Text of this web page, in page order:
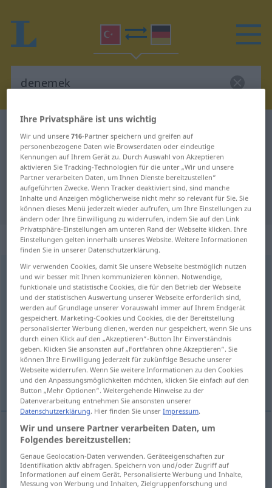
Türkisch-Deutsch Übersetzung für
"denemek"
"denemek" Deutsch Übersetzung
„denemek“: geçişli fiil
denemekv/t
Übersicht aller Übersetzungen
(Für mehr Details die Übersetzung anklicken/antippen)
versuchen, probieren, erproben, einem
Versuch unterziehen
experimentieren
versuchen,probieren denemek
erprobeneine Arznei denemek
Ihre Privatsphäre ist uns wichtig
Wir und unsere716-Partner speichern und greifen auf
personenbezogene Daten wie Browserdaten oder eindeutige
Kennungen auf Ihrem Gerät zu. Durch Auswahl von Akzeptieren
aktivieren Sie Tracking-Technologien für die unter „Wir und unsere
Partner verarbeiten Daten, um Ihnen Dienste bereitzustellen“
aufgeführten Zwecke. Wenn Tracker deaktiviert sind, sind manche
Inhalte und Anzeigen möglicherweise nicht mehr so relevant für Sie. Sie
können dieses Menü jederzeit wieder aufrufen, um Ihre Einstellungen zu
ändern oder Ihre Einwilligung zu widerrufen, indem Sie auf den Link
Privatsphäre-Einstellungen am unteren Rand der Webseite klicken. Ihre
Einstellungen gelten innerhalb unseres Website. Weitere Informationen
finden Sie in unserer Datenschutzerklärung.
Wir verwenden Cookies, damit Sie unsere Webseite bestmöglich nutzen
und wir besser mit Ihnen kommunizieren können. Notwendige,
funktionale und statistische Cookies, die für den Betrieb der Webseite
und der statistischen Auswertung unserer Webseite erforderlich sind,
werden auf Grundlage unserer Vorauswahl immer auf Ihrem Endgerät
gespeichert. Marketing-Cookies und Cookies, die der Bereitstellung
personalisierter Werbung dienen, werden nur gespeichert, wenn Sie uns
durch einen Klick auf den „Akzeptieren“-Button Ihr Einverständnis
geben. Klicken Sie ansonsten auf „Fortfahren ohne Akzeptieren“. Sie
können Ihre Einwilligung jederzeit für zukünftige Besuche unserer
Webseite widerrufen. Wenn Sie weitere Informationen zu den Cookies
und den Anpassungsmöglichkeiten möchten, klicken Sie einfach auf den
Button „Mehr Optionen“. Weitergehende Hinweise zu der
Datenverarbeitung entnehmen Sie ansonsten unserer
Datenschutzerklärung. Hier finden Sie unserImpressum.
Wir und unsere Partner verarbeiten Daten, um
Folgendes bereitzustellen:
Genaue Geolocation-Daten verwenden. Geräteeigenschaften zur
Identifikation aktiv abfragen. Speichern von und/oder Zugriff auf
Informationen auf einem Gerät. Personalisierte Werbung und Inhalte,
Messung von Werbung und Inhalten, Zielgruppenforschung und